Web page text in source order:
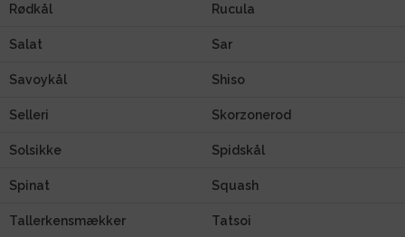
Rødkål Rucula
Salat Sar
Savoykål Shiso
Selleri Skorzonerod
Solsikke Spidskål
Spinat Squash
Tallerkensmækker Tatsoi